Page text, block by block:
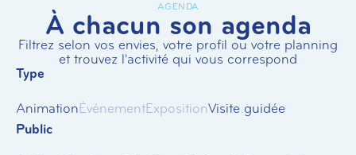
AGENDA
À chacun son agenda
Filtrez selon vos envies, votre profil ou votre planning
et trouvez l'activité qui vous correspond
Type
AnimationÉvénementExpositionVisite guidée
Public